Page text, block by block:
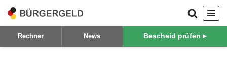
Zum
Inhalt
Rechner News Bescheid prüfen ▸